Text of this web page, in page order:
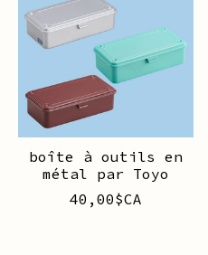
boîte à outils en
métal par Toyo
40,00$CA